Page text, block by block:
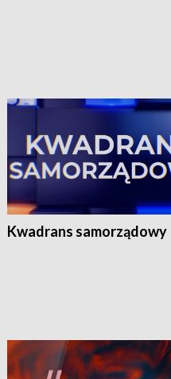
Kwadrans samorządowy